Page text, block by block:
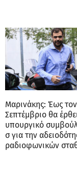
Μαρινάκης: Έως τον
Σεπτέμβριο θα
υπουργικό
σ για την
ραδιοφωνικών